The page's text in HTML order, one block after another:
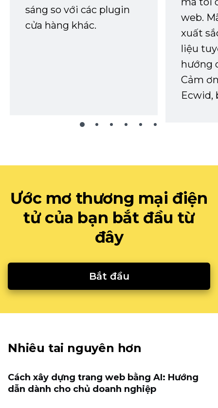
sáng so với các plugin
cửa hàng khác.
web.
xuất
liệu
hướng
Cảm
Ecwid,
Ước mơ thương mại điện
tử của bạn bắt đầu từ
đây
Bắt đầu
Nhiêu tai nguyên hơn
Cách xây dựng trang web bằng AI: Hướng
dẫn dành cho chủ doanh nghiệp